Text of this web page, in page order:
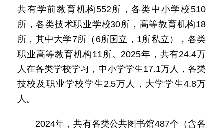
共有学前教育机构552所，各类中小学校510
所，各类技术职业学校30所，高等教育机构18
所，其中大学7所（6所国立，1所私立），各类
职业高等教育机构11所。2025年，共有24.4万
人在各类学校学习，中小学学生17.1万人，各类
技校及职业学校学生2.5万人，大学学生4.8万
人。
2024年，共有各类公共图书馆487个（含各